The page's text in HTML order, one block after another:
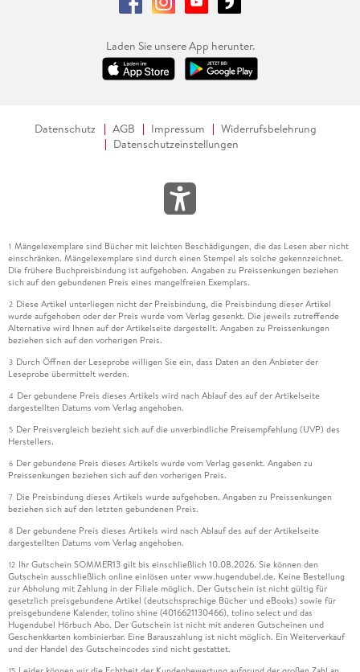
Laden Sie unsere App herunter.
Datenschutz AGB Impressum
Widerrufsbelehrung
Datenschutzeinstellungen
1 Mängelexemplare sind Bücher mit leichten Beschädigungen, die das Lesen aber nicht
einschränken. Mängelexemplare sind durch einen Stempel als solche gekennzeichnet.
Die frühere Buchpreisbindung ist aufgehoben. Angaben zu Preissenkungen beziehen
sich auf den gebundenen Preis eines mangelfreien Exemplars.
2 Diese Artikel unterliegen nicht der Preisbindung, die Preisbindung dieser Artikel
wurde aufgehoben oder der Preis wurde vom Verlag gesenkt. Die jeweils zutreffende
Alternative wird Ihnen auf der Artikelseite dargestellt. Angaben zu Preissenkungen
beziehen sich auf den vorherigen Preis.
3 Durch Öffnen der Leseprobe willigen Sie ein, dass Daten an den Anbieter der
Leseprobe übermittelt werden.
4 Der gebundene Preis dieses Artikels wird nach Ablauf des auf der Artikelseite
dargestellten Datums vom Verlag angehoben.
5 Der Preisvergleich bezieht sich auf die unverbindliche Preisempfehlung (UVP) des
Herstellers.
6 Der gebundene Preis dieses Artikels wurde vom Verlag gesenkt. Angaben zu
Preissenkungen beziehen sich auf den vorherigen Preis.
7 Die Preisbindung dieses Artikels wurde aufgehoben. Angaben zu Preissenkungen
beziehen sich auf den letzten gebundenen Preis.
8 Der gebundene Preis dieses Artikels wird nach Ablauf des auf der Artikelseite
dargestellten Datums vom Verlag angehoben.
12 Ihr Gutschein SOMMER13 gilt bis einschließlich 10.08.2026. Sie können den
Gutschein ausschließlich online einlösen unter www.hugendubel.de. Keine Bestellung
zur Abholung mit Zahlung in der Filiale möglich. Der Gutschein ist nicht gültig für
gesetzlich preisgebundene Artikel (deutschsprachige Bücher und eBooks) sowie für
preisgebundene Kalender, tolino shine (4016621130466), tolino select und das
Hugendubel Hörbuch Abo. Der Gutschein ist nicht mit anderen Gutscheinen und
Geschenkkarten kombinierbar. Eine Barauszahlung ist nicht möglich. Ein Weiterverkauf
und der Handel des Gutscheincodes sind nicht gestattet.